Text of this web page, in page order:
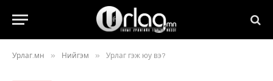
Урлаг.мн » Нийгэм » Урлаг гэж юу вэ?